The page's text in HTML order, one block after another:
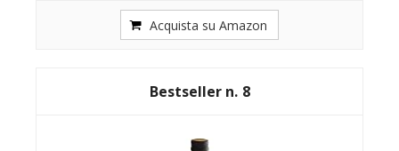
Acquista su Amazon
8